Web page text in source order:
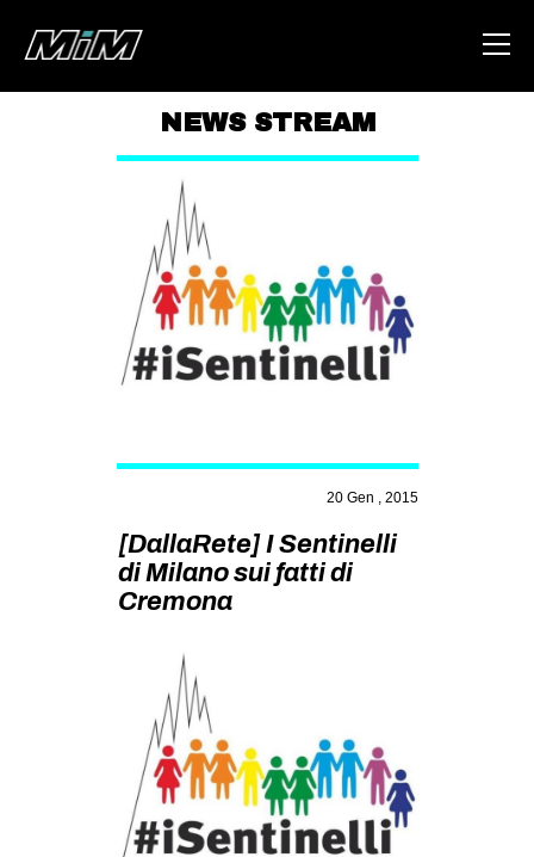
DEGENERAZIONE
GAZA FREESTYLE
CSOA LAMBRETTA
STUDENTI TSUNAMI
MILANO
MOBILITAZIONI
AMBIENTE
ANTIFASCISMO
DIRITTO ALL’ABITARE
NEWS STREAM
20 Gen , 2015
[DallaRete] I Sentinelli
di Milano sui fatti di
Cremona